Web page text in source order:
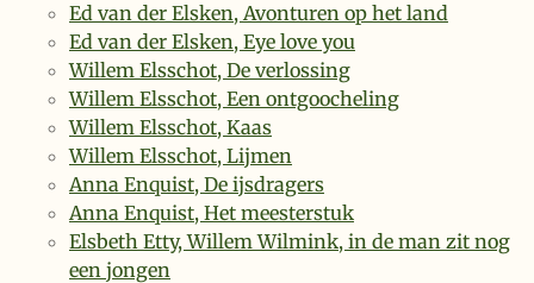
Ed van der Elsken, Avonturen op het land
Ed van der Elsken, Eye love you
Willem Elsschot, De verlossing
Willem Elsschot, Een ontgoocheling
Willem Elsschot, Kaas
Willem Elsschot, Lijmen
Anna Enquist, De ijsdragers
Anna Enquist, Het meesterstuk
Elsbeth Etty, Willem Wilmink, in de man zit nog
een jongen